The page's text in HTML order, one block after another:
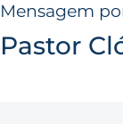
Mensagem
Pastor